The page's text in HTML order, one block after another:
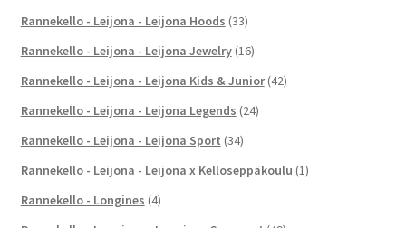
Rannekello - Leijona - Leijona Hoods (33)
Rannekello - Leijona - Leijona Jewelry (16)
Rannekello - Leijona - Leijona Kids & Junior (42)
Rannekello - Leijona - Leijona Legends (24)
Rannekello - Leijona - Leijona Sport (34)
Rannekello - Leijona - Leijona x Kelloseppäkoulu (1)
Rannekello - Longines (4)